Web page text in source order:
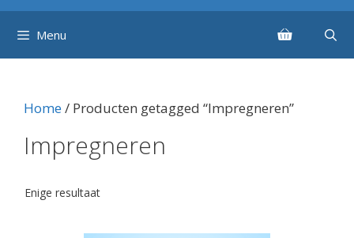
Menu
Home/ Producten getagged “Impregneren”
Impregneren
Enige resultaat